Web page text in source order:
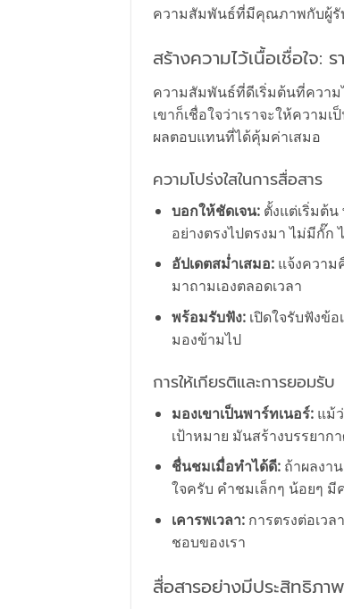
ความสัมพันธ์ที่มีคุณภาพกับผู้รั
สร้างความไว้เนื้อเชื่อใจ:
ความสัมพันธ์ที่ดีเริ่มต้นที่ความไ
เขาก็เชื่อใจว่าเราจะให้ความ
ผลตอบแทนที่ได้คุ้มค่าเสมอ
ความโปร่งใสในการสื่อสาร
บอกให้ชัดเจน:ตั้งแต่เริ่มต้น
อย่างตรงไปตรงมา ไม่มีกั๊ก
อัปเดตสม่ำเสมอ:แจ้งความ
มาถามเองตลอดเวลา
พร้อมรับฟัง:เปิดใจรับฟังข้อ
มองข้ามไป
การให้เกียรติและการยอมรับ
มองเขาเป็นพาร์ทเนอร์:แม้ว่
เป้าหมาย มันสร้างบรรยาก
ชื่นชมเมื่อทำได้ดี:ถ้าผลงา
ใจครับ คำชมเล็กๆ น้อยๆ
เคารพเวลา:การตรงต่อเวล
ชอบของเรา
สื่อสารอย่างมีประสิทธิภา